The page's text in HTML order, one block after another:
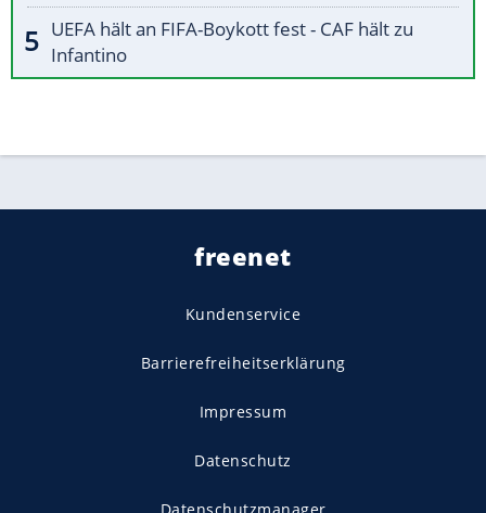
UEFA hält an FIFA-Boykott fest - CAF hält zu
Infantino
freenet
Kundenservice
Barrierefreiheitserklärung
Impressum
Datenschutz